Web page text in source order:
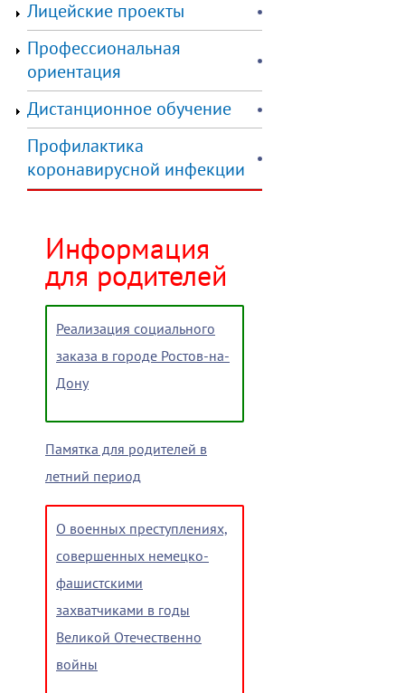
Лицейские проекты
Профессиональная
ориентация
Дистанционное обучение
Профилактика
коронавирусной инфекции
Информация
для родителей
Реализация социального
заказа в городе Ростов-на-
Дону
Памятка для родителей в
летний период
О военных преступлениях,
совершенных немецко-
фашистскими
захватчиками в годы
Великой Отечественно
войны